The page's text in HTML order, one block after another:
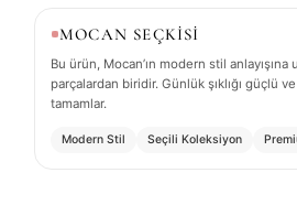
MOCAN SEÇKİSİ
Bu ürün, Mocan’ın modern stil
parçalardan biridir. Günlük şıklığı güçlü
tamamlar.
Modern Stil Seçili Koleksiyon